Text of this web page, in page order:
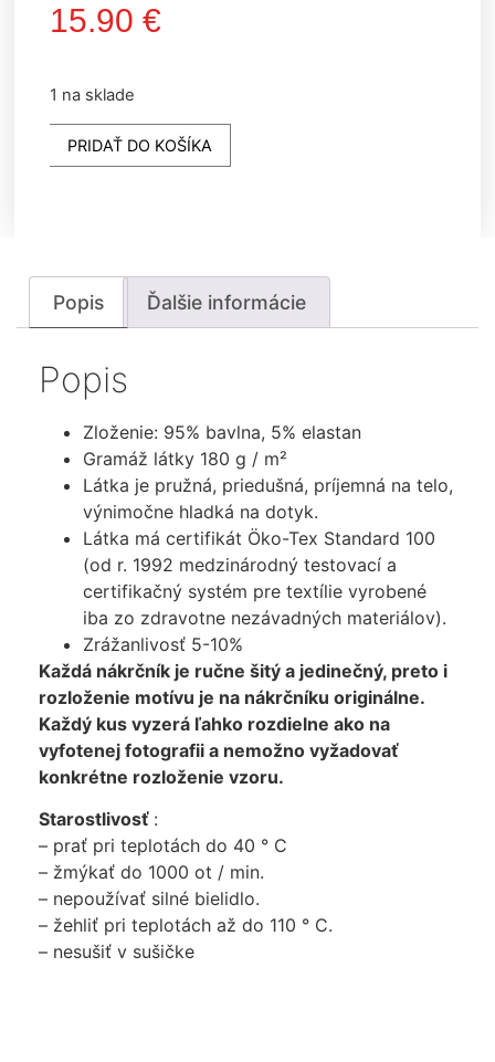
15.90€
1 na sklade
PRIDAŤ DO KOŠÍKA
Popis Ďalšie informácie
Popis
Zloženie: 95% bavlna, 5% elastan
Gramáž látky 180 g / m²
Látka je pružná, priedušná, príjemná na telo,
výnimočne hladká na dotyk.
Látka má certifikát Öko-Tex Standard 100
(od r. 1992 medzinárodný testovací a
certifikačný systém pre textílie vyrobené
iba zo zdravotne nezávadných materiálov).
Zrážanlivosť 5-10%
Každá nákrčník je ručne šitý a jedinečný, preto i
rozloženie motívu je na nákrčníku originálne.
Každý kus vyzerá ľahko rozdielne ako na
vyfotenej fotografii a nemožno vyžadovať
konkrétne rozloženie vzoru.
Starostlivosť :
– prať pri teplotách do 40 ° C
– žmýkať do 1000 ot / min.
– nepoužívať silné bielidlo.
– žehliť pri teplotách až do 110 ° C.
– nesušiť v sušičke